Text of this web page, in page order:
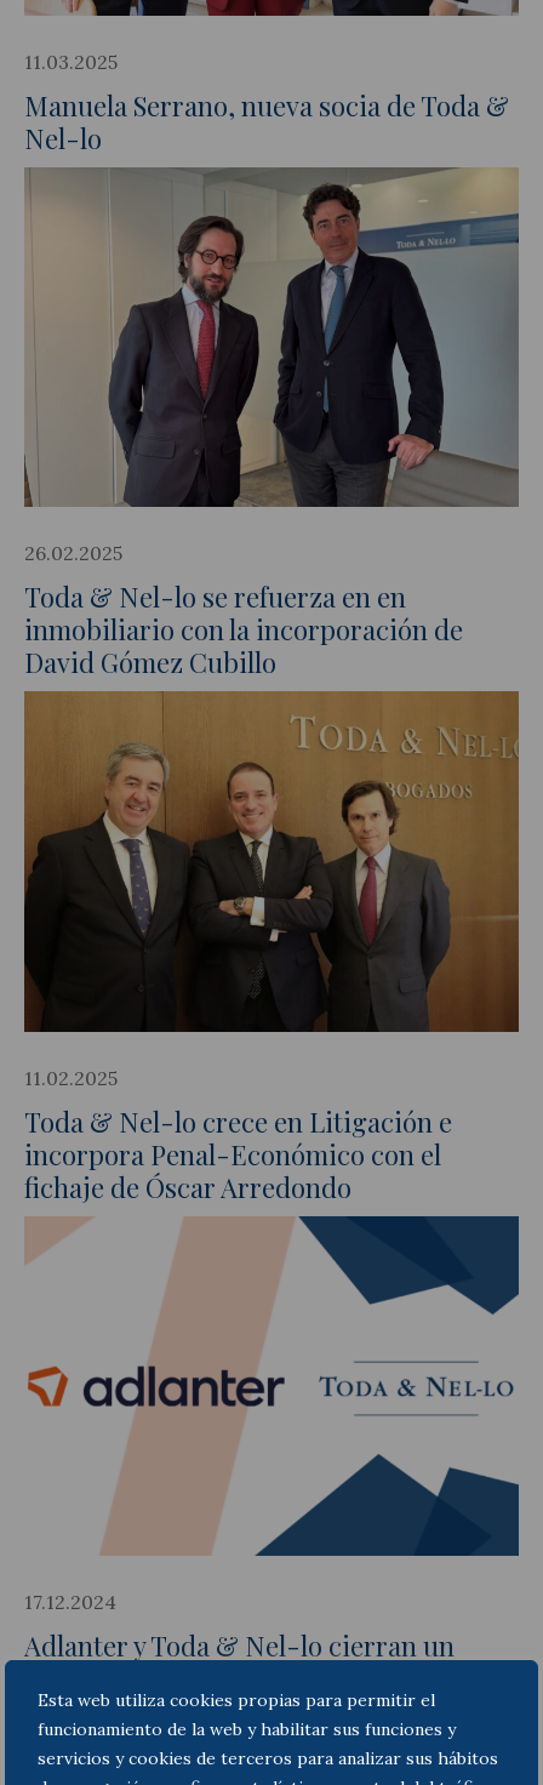
Esta web utiliza cookies propias para permitir el
funcionamiento de la web y habilitar sus funciones y
servicios y cookies de terceros para analizar sus hábitos
Manuela Serrano, nueva socia de Toda &
Nel-lo
11.03.2025
Toda & Nel-lo se refuerza en en
inmobiliario con la incorporación de
David Gómez Cubillo
26.02.2025
Toda & Nel-lo crece en Litigación e
incorpora Penal-Económico con el
fichaje de Óscar Arredondo
11.02.2025
Adlanter y Toda & Nel-lo cierran un
propuesta de valor a sus clientes y
adquirir su compañía Quantum Asesores
17.12.2024